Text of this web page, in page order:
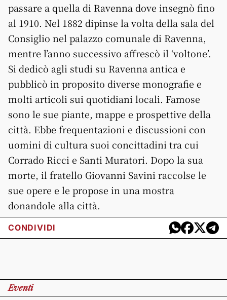
passare a quella di Ravenna dove insegnò fino
al 1910. Nel 1882 dipinse la volta della sala del
Consiglio nel palazzo comunale di Ravenna,
mentre l’anno successivo affrescò il ‘voltone’.
Si dedicò agli studi su Ravenna antica e
pubblicò in proposito diverse monografie e
molti articoli sui quotidiani locali. Famose
sono le sue piante, mappe e prospettive della
città. Ebbe frequentazioni e discussioni con
uomini di cultura suoi concittadini tra cui
Corrado Ricci e Santi Muratori. Dopo la sua
morte, il fratello Giovanni Savini raccolse le
sue opere e le propose in una mostra
donandole alla città.
CONDIVIDI
Eventi